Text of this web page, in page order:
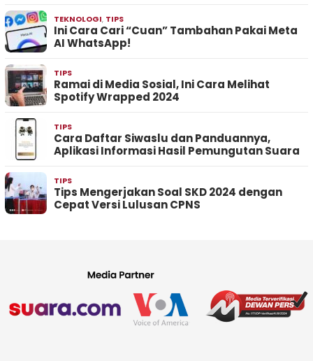
TEKNOLOGI, TIPS
Ini Cara Cari “Cuan” Tambahan Pakai Meta
AI WhatsApp!
TIPS
Ramai di Media Sosial, Ini Cara Melihat
Spotify Wrapped 2024
TIPS
Cara Daftar Siwaslu dan Panduannya,
Aplikasi Informasi Hasil Pemungutan Suara
TIPS
Tips Mengerjakan Soal SKD 2024 dengan
Cepat Versi Lulusan CPNS